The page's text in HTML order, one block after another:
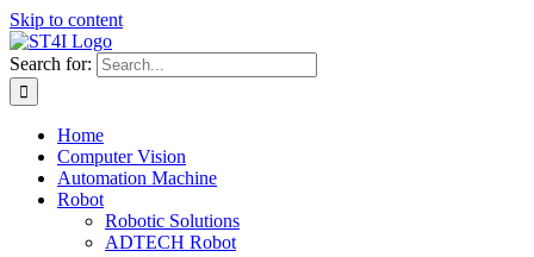
Skip to content
Search for:
Home
Computer Vision
Automation Machine
Robot
Robotic Solutions
ADTECH Robot